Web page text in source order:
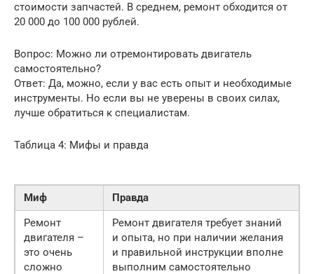
стоимости запчастей. В среднем, ремонт обходится от
20 000 до 100 000 рублей.
Вопрос: Можно ли отремонтировать двигатель
самостоятельно?
Ответ: Да, можно, если у вас есть опыт и необходимые
инструменты. Но если вы не уверены в своих силах,
лучше обратиться к специалистам.
Таблица 4: Мифы и правда
Миф
Правда
Ремонт
двигателя –
это очень
сложно
Ремонт двигателя требует знаний
и опыта, но при наличии желания
и правильной инструкции вполне
выполним самостоятельно